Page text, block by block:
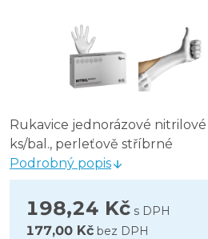
Rukavice jednorázové
ks/bal., perleťově stříbrné
Podrobný popis
198,24 Kč s DPH
177,00 Kč bez DPH